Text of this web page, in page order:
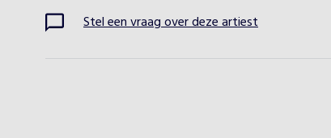
Stel een vraag over deze artiest